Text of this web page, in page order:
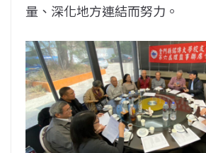
量、深化地方連結而努力。